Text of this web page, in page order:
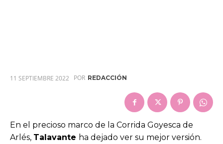
11 SEPTIEMBRE 2022 POR REDACCIÓN
En el precioso marco de la Corrida Goyesca de
Arlés, Talavante ha dejado ver su mejor versión.